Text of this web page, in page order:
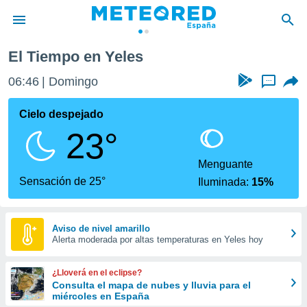
de
por
se
calidad.
a este
las
y
forma
digital
basada
El Tiempo en Yeles
06:46 Domingo ...
Cielo despejado
23°
Sensación de 25°
Menguante
Iluminada: 15%
Aviso de nivel amarillo
Alerta moderada por altas temperaturas en Yeles hoy
¿Lloverá en el eclipse?
Consulta el mapa de nubes y lluvia para el
miércoles en España